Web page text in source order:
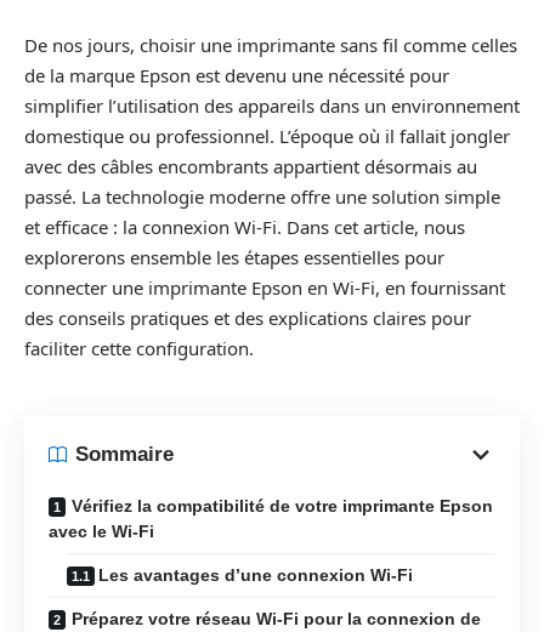
De nos jours, choisir une imprimante sans fil comme celles
de la marque Epson est devenu une nécessité pour
simplifier l’utilisation des appareils dans un environnement
domestique ou professionnel. L’époque où il fallait jongler
avec des câbles encombrants appartient désormais au
passé. La technologie moderne offre une solution simple
et efficace : la connexion Wi-Fi. Dans cet article, nous
explorerons ensemble les étapes essentielles pour
connecter une imprimante Epson en Wi-Fi, en fournissant
des conseils pratiques et des explications claires pour
faciliter cette configuration.
Sommaire
Vérifiez la compatibilité de votre imprimante Epson
avec le Wi-Fi
Les avantages d’une connexion Wi-Fi
Préparez votre réseau Wi-Fi pour la connexion de